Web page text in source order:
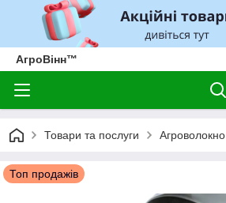
АгроВінн™
Товари та послуги Агроволокно
Топ продажів